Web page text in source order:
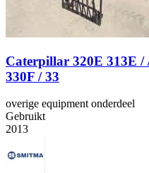
Caterpillar 320E 313E /
330F / 33
overige equipment onderdeel
Gebruikt
2013